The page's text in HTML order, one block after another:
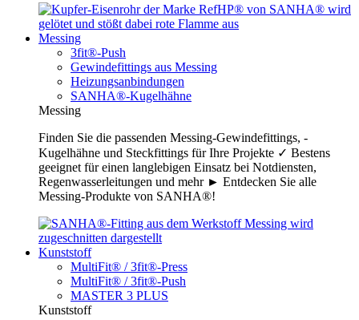
Messing
3fit®-Push
Gewindefittings aus Messing
Heizungsanbindungen
SANHA®-Kugelhähne
Messing
Finden Sie die passenden Messing-Gewindefittings, -
Kugelhähne und Steckfittings für Ihre Projekte ✓ Bestens
geeignet für einen langlebigen Einsatz bei Notdiensten,
Regenwasserleitungen und mehr ► Entdecken Sie alle
Messing-Produkte von SANHA®!
Kunststoff
MultiFit® / 3fit®-Press
MultiFit® / 3fit®-Push
MASTER 3 PLUS
Kunststoff